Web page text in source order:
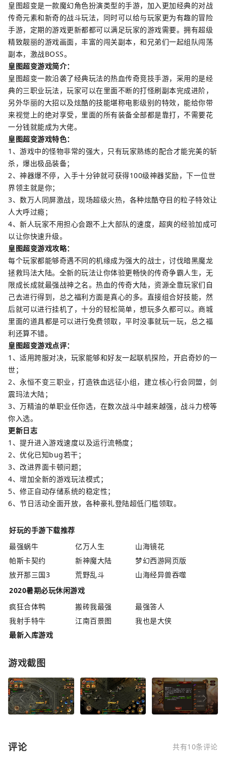
皇图超变是一款魔幻角色扮演类型的手游，加入更加经典的对战
传奇元素和新奇的战斗玩法，同时可以给与玩家更为有趣的冒险
手游，定期的游戏更新都都可以满足玩家的游戏需要。拥有超级
精致靓丽的游戏画面，丰富的闯关副本，和兄弟们一起组队闯荡
副本，激战BOSS。
皇图超变游戏简介：
皇图超变一款沿袭了经典玩法的热血传奇竞技手游，采用的是经
典的三职业玩法，玩家可以在里面不断的打怪刷副本完成进阶，
另外华丽的大招以及炫酷的技能堪称电影级别的特效，能给你带
来视觉上的绝对享受，里面的所有装备全部都是靠打，不需要花
一分钱就能成为大佬。
皇图超变游戏特色：
1、游戏中的怪物非常的强大，只有玩家熟练的配合才能完美的斩
杀，爆出极品装备；
2、神器爆不停，入手十分钟就可获得100级神器奖励，下一位世
界领主就是你；
3、数万人同屏激战，现场超级火热，各种炫酷夺目的粒子特效让
人大呼过瘾；
4、新人玩家不用担心会跟不上大部队的速度，超爽的经验加成可
以让你快速升级。
皇图超变游戏攻略：
每个玩家都能够奇遇不同的机缘成为强大的战士，讨伐暗黑魔龙
拯救玛法大陆。全新的玩法让你体验更畅快的传奇争霸人生，无
限成长成就最强战神之名。热血的传奇大陆，资源全靠玩家们自
己去进行得到，总之福利方面是真心的多。直接组合好技能，然
后就可以进行挂机了，十分的轻松简单，想玩多久都可以。商城
里面的道具都是可以进行免费领取，平时没事就玩一玩，总之福
利还算不错。
皇图超变游戏点评：
1、适用跨服对决，玩家能够和好友一起联机探险，开启奇妙的一
世；
2、永恒不变三职业，打造铁血远征小组，建立核心行会同盟，剑
震玛法大陆；
3、万精油的单职业任你选，在数次战斗中越来越强，战斗力榜等
你入选。
更新日志
1、提升进入游戏速度以及运行流畅度；
2、优化已知bug若干；
3、改进界面卡顿问题；
4、增加全新的游戏玩法模式；
5、修正自动存储系统的稳定性；
6、节日活动全面开放，各种豪礼登陆超低门槛领取。
好玩的手游下载推荐
最强蜗牛
亿万人生
山海镜花
帕斯卡契约
新神魔大陆
梦幻西游网页版
放开那三国3
荒野乱斗
山海经异兽吞噬
2020暑期必玩休闲游戏
疯狂合体鸭
搬砖我最强
最强答人
我射手特牛
江南百景图
我也是大侠
最新入库游戏
游戏截图
评论 共有10条评论